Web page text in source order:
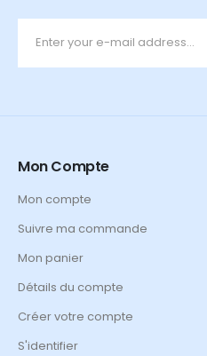
Mon Compte
Mon compte
Suivre ma commande
Mon panier
Détails du compte
Créer votre compte
S'identifier